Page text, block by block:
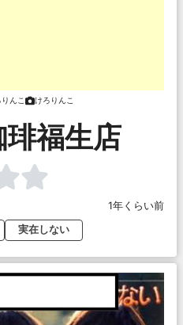
んこ けろりんこ
福生店
1年くらい前
実在しない